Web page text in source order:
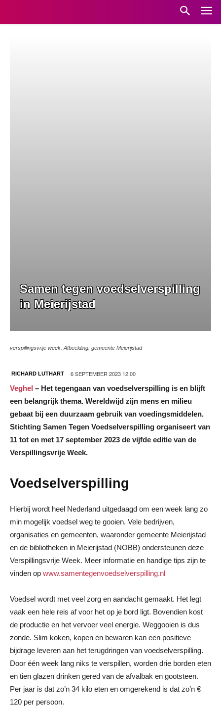
Samen tegen voedselverspilling
in Meierijstad
verspillingsvrije week. Afbeelding: gemeente Meierijstad
RICHARD LUTHART 6 SEPTEMBER 2023 12:00
Veghel – Het tegengaan van voedselverspilling is en blijft
een belangrijk thema. Wereldwijd zijn mens en milieu
gebaat bij een duurzaam gebruik van voedingsmiddelen.
Stichting Samen Tegen Voedselverspilling organiseert van
11 tot en met 17 september 2023 de vijfde editie van de
Verspillingsvrije Week.
Voedselverspilling
Hierbij wordt heel Nederland uitgedaagd om een week lang zo
min mogelijk voedsel weg te gooien. Vele bedrijven,
organisaties en gemeenten, waaronder gemeente Meierijstad
en de bibliotheken in Meierijstad (NOBB) ondersteunen deze
Verspillingsvrije Week. Meer informatie en handige tips zijn te
vinden op www.samentegenvoedselverspilling.nl
Voedsel wordt met veel zorg en aandacht gemaakt. Het legt
vaak een hele reis af voor het op je bord ligt. Bovendien kost
de productie en het vervoer veel energie. Weggooien is dus
zonde. Slim koken, kopen en bewaren kan een positieve
bijdrage leveren aan het terugdringen van voedselverspilling.
Door één week lang niks te verspillen, worden drie borden eten
en tien glazen drinken gered van de afvalbak en gootsteen.
Per jaar is dat zo’n 34 kilo eten en omgerekend is dat zo’n €
120 per persoon.